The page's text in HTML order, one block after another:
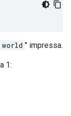
" impressa.
1: